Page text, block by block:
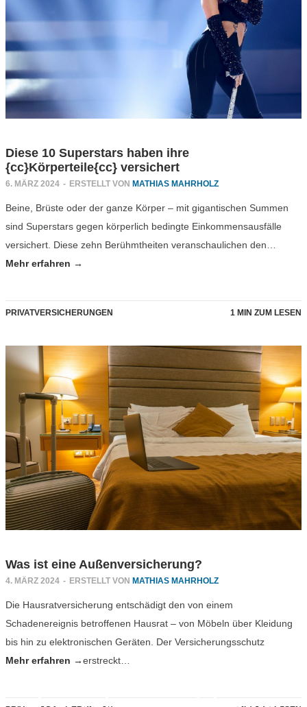
Diese 10 Superstars haben ihre
{cc}Körperteile{cc} versichert
6. MÄRZ 2024 - ERSTELLT VON MATHIAS MAHRHOLZ
Beine, Brüste oder der ganze Körper – mit gigantischen Summen
sind Superstars gegen körperlich bedingte Einkommensausfälle
versichert. Diese zehn Berühmtheiten veranschaulichen den…
Mehr erfahren →
PRIVATVERSICHERUNGEN 1 MIN ZUM LESEN
Was ist eine Außenversicherung?
4. MÄRZ 2024 - ERSTELLT VON MATHIAS MAHRHOLZ
Die Hausratversicherung entschädigt den von einem
Schadenereignis betroffenen Hausrat – von Möbeln über Kleidung
bis hin zu elektronischen Geräten. Der Versicherungsschutz
erstreckt…
Mehr erfahren →